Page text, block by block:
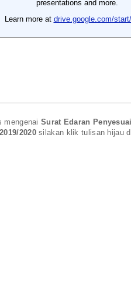
mengenai Surat Edaran
2020 silakan klik tulisan hijau